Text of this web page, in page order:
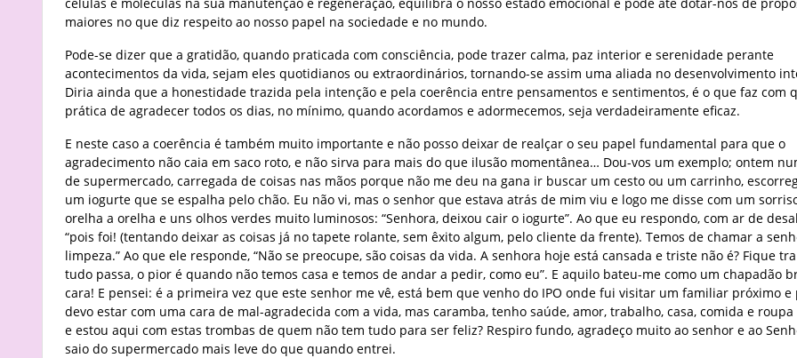
maiores no que diz respeito ao nosso papel na sociedade e no mundo.
Pode-se dizer que a gratidão, quando praticada com consciência, pode trazer calma, paz interior e serenidade perante
acontecimentos da vida, sejam eles quotidianos ou extraordinários, tornando-se assim uma aliada no desenvolvimento
Diria ainda que a honestidade trazida pela intenção e pela coerência entre pensamentos e sentimentos, é o que faz com
prática de agradecer todos os dias, no mínimo, quando acordamos e adormecemos, seja verdadeiramente eficaz.
E neste caso a coerência é também muito importante e não posso deixar de realçar o seu papel fundamental para que o
agradecimento não caia em saco roto, e não sirva para mais do que ilusão momentânea… Dou-vos um exemplo; ontem
de supermercado, carregada de coisas nas mãos porque não me deu na gana ir buscar um cesto ou um carrinho,
um iogurte que se espalha pelo chão. Eu não vi, mas o senhor que estava atrás de mim viu e logo me disse com um
orelha a orelha e uns olhos verdes muito luminosos: “Senhora, deixou cair o iogurte”. Ao que eu respondo, com ar de
“pois foi! (tentando deixar as coisas já no tapete rolante, sem êxito algum, pelo cliente da frente). Temos de chamar a
limpeza.” Ao que ele responde, “Não se preocupe, são coisas da vida. A senhora hoje está cansada e triste não é? Fique
tudo passa, o pior é quando não temos casa e temos de andar a pedir, como eu”. E aquilo bateu-me como um chapadão
cara! E pensei: é a primeira vez que este senhor me vê, está bem que venho do IPO onde fui visitar um familiar próximo e
devo estar com uma cara de mal-agradecida com a vida, mas caramba, tenho saúde, amor, trabalho, casa, comida e roupa
e estou aqui com estas trombas de quem não tem tudo para ser feliz? Respiro fundo, agradeço muito ao senhor e ao
saio do supermercado mais leve do que quando entrei.